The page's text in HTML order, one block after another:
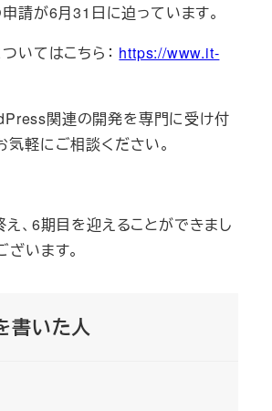
請が6月31日に迫っています。
いてはこちら： https://www.it-
関連の開発を専門に受け付
気軽にご相談ください。
え、6期目を迎えることができまし
ざいます。
書いた人